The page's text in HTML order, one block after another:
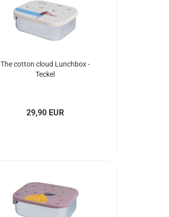
The cotton cloud Lunchbox -
Teckel
29,90 EUR